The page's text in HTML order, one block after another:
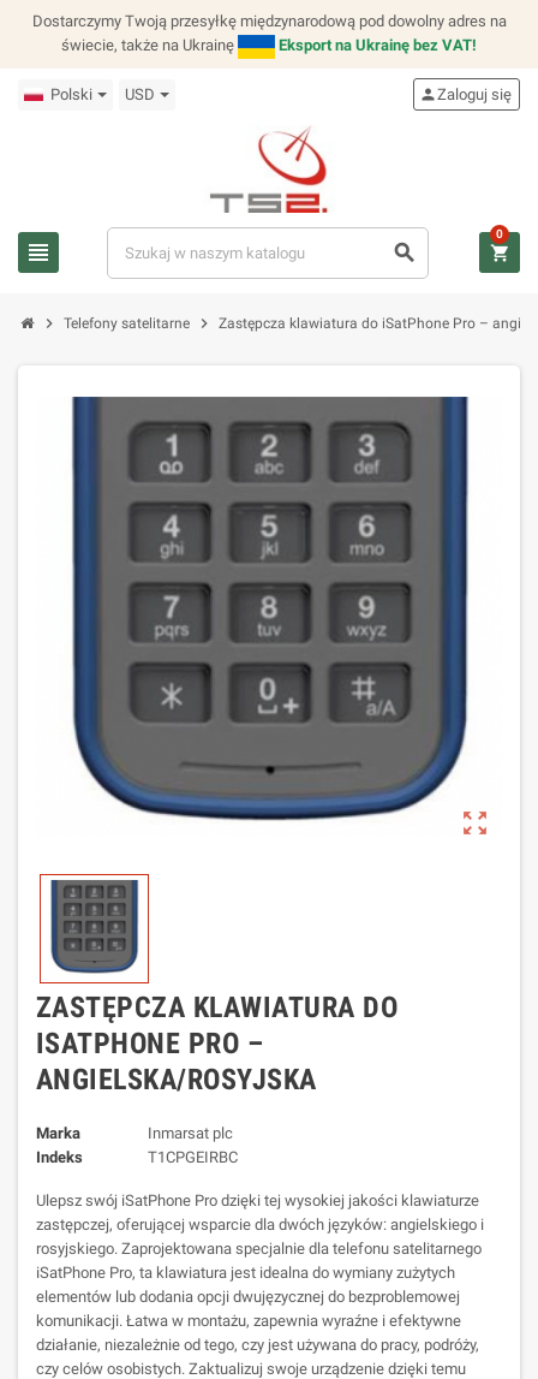
Dostarczymy Twoją przesyłkę międzynarodową pod dowolny adres na
świecie, także na Ukrainę
Eksport na Ukrainę bez VAT!
Polski USD
view_headline search
personZaloguj się
shopping_cart
0
chevron_right Telefony satelitarne chevron_right Zastępcza klawiatura do iSatPhone Pro –
zoom_out_map
ZASTĘPCZA KLAWIATURA DO
ISATPHONE PRO –
ANGIELSKA/ROSYJSKA
Marka
Inmarsat plc
Indeks
T1CPGEIRBC
Ulepsz swój iSatPhone Pro dzięki tej wysokiej jakości klawiaturze
zastępczej, oferującej wsparcie dla dwóch języków: angielskiego i
rosyjskiego. Zaprojektowana specjalnie dla telefonu satelitarnego
iSatPhone Pro, ta klawiatura jest idealna do wymiany zużytych
elementów lub dodania opcji dwujęzycznej do bezproblemowej
komunikacji. Łatwa w montażu, zapewnia wyraźne i efektywne
działanie, niezależnie od tego, czy jest używana do pracy, podróży,
czy celów osobistych. Zaktualizuj swoje urządzenie dzięki temu